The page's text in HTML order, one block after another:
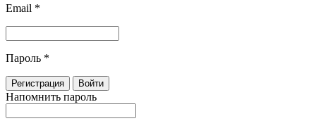
Email *
Пароль *
Напомнить пароль